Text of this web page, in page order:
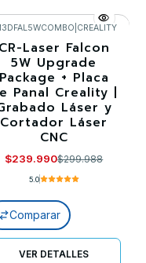
-20%
Llega el 30/08/2026
CREALITY
CR-Laser Falcon
5W Upgrade
Package + Placa
Panal Creality |
Láser y
Cortador Láser
CNC
$239.990$299.988
5.0
Comparar
VER DETALLES